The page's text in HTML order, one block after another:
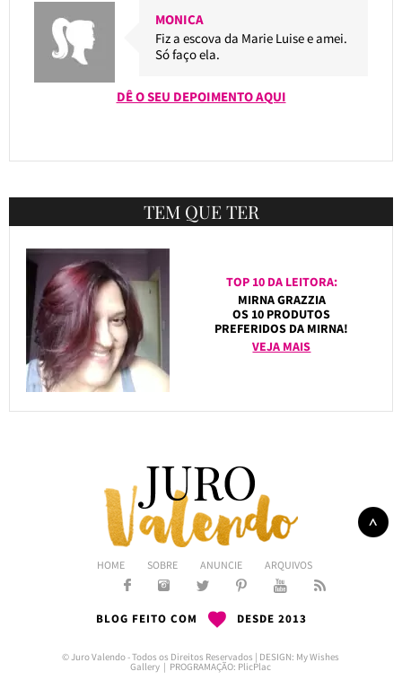
MONICA
Fiz a escova da Marie Luise e amei.
Só faço ela.
DÊ O SEU DEPOIMENTO AQUI
TEM QUE TER
TOP 10 DA LEITORA:
MIRNA GRAZZIA
OS 10 PRODUTOS
PREFERIDOS DA MIRNA!
VEJA MAIS
HOME SOBRE ANUNCIE ARQUIVOS
BLOG FEITO COM DESDE 2013
© Juro Valendo - Todos os Direitos Reservados | DESIGN: My Wishes
Gallery | PROGRAMAÇÃO: PlicPlac